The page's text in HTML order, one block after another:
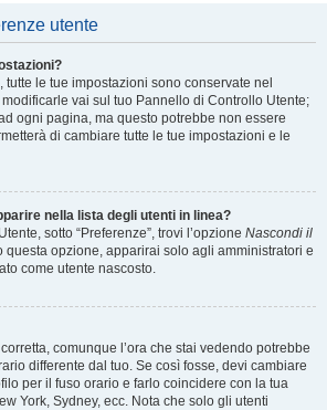
utente
le tue impostazioni sono conservate nel
vai sul tuo Pannello di Controllo Utente;
ogni pagina, ma questo potrebbe non essere
di cambiare tutte le tue impostazioni e le
nella lista degli utenti in linea?
sotto “Preferenze”, trovi l’opzione Nascondi il
questa opzione, apparirai solo agli amministratori e
come utente nascosto.
comunque l’ora che stai vedendo potrebbe
differente dal tuo. Se così fosse, devi cambiare
per il fuso orario e farlo coincidere con la tua
York, Sydney, ecc. Nota che solo gli utenti